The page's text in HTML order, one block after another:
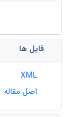
فایل ها
اصل مقاله